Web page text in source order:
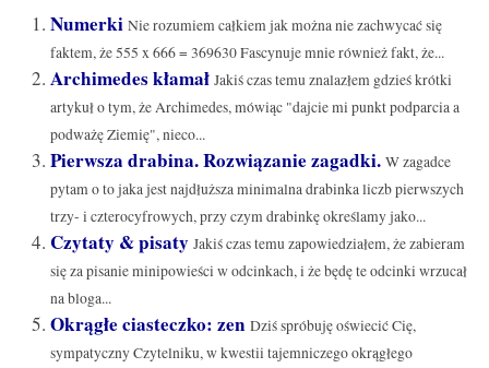
Numerki Nie rozumiem całkiem jak można nie zachwycać się
faktem, że 555 x 666 = 369630 Fascynuje mnie również fakt, że...
Archimedes kłamał Jakiś czas temu znalazłem gdzieś krótki
artykuł o tym, że Archimedes, mówiąc "dajcie mi punkt podparcia a
podważę Ziemię", nieco...
Pierwsza drabina. Rozwiązanie zagadki. W zagadce
pytam o to jaka jest najdłuższa minimalna drabinka liczb pierwszych
trzy- i czterocyfrowych, przy czym drabinkę określamy jako...
Czytaty & pisaty Jakiś czas temu zapowiedziałem, że zabieram
się za pisanie minipowieści w odcinkach, i że będę te odcinki wrzucał
na bloga...
Okrągłe ciasteczko: zen Dziś spróbuję oświecić Cię,
sympatyczny Czytelniku, w kwestii tajemniczego okrągłego